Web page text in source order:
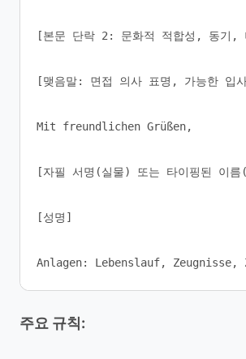
[본문 단락 2: 문화적 적합성, 동기,
[맺음말: 면접 의사 표명, 가능한 입
Mit freundlichen Grüßen,
[자필 서명(실물) 또는 타이핑된 이름
[성명]
주요 규칙: